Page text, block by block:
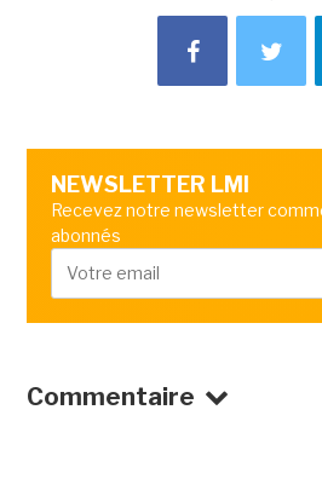
NEWSLETTER LMI
Recevez notre newsletter
abonnés
Commentaire